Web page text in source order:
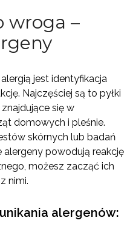
wroga –
jest identyfikacja
Najczęściej są to pyłki
się w
domowych i pleśnie.
skórnych lub badań
alergeny powodują reakcję
możesz zacząć ich
nimi.
alergenów: